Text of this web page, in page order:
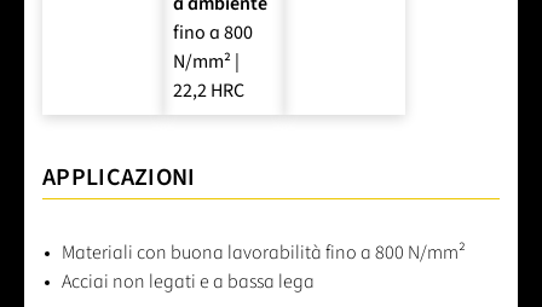
fino a 800
N/mm² |
22,2 HRC
APPLICAZIONI
Materiali con buona lavorabilità fino a 800 N/mm²
Acciai non legati e a bassa lega